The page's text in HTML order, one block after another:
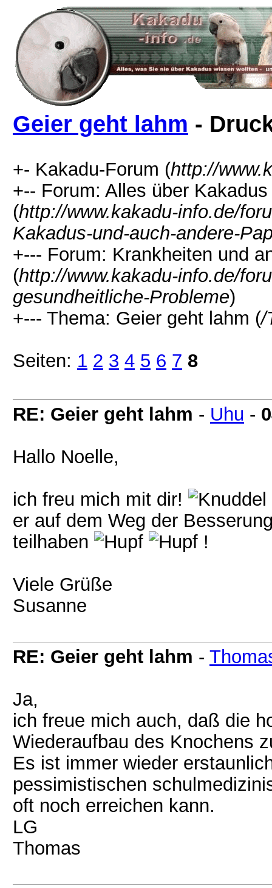
Geier geht lahm -
+- Kakadu-Forum (http://
+-- Forum: Alles über
(http://www.kakadu-info.de/
Kakadus-und-auch-andere-
+--- Forum: Krankheiten und
(http://www.kakadu-info.de/
gesundheitliche-Probleme)
+--- Thema: Geier geht lahm (/
Seiten: 1 2 3 4 5 6 7 8
RE: Geier geht lahm - Uhu -
Hallo Noelle,
ich freu mich mit dir!
er auf dem Weg der
teilhaben
!
Viele Grüße
Susanne
RE: Geier geht lahm -
Ja,
ich freue mich auch, daß die
Wiederaufbau des Knochens
Es ist immer wieder
pessimistischen
oft noch erreichen kann.
LG
Thomas